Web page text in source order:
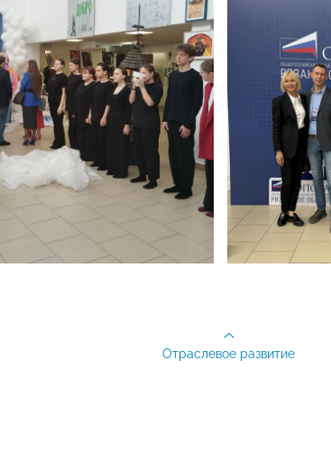
Отраслевое развитие